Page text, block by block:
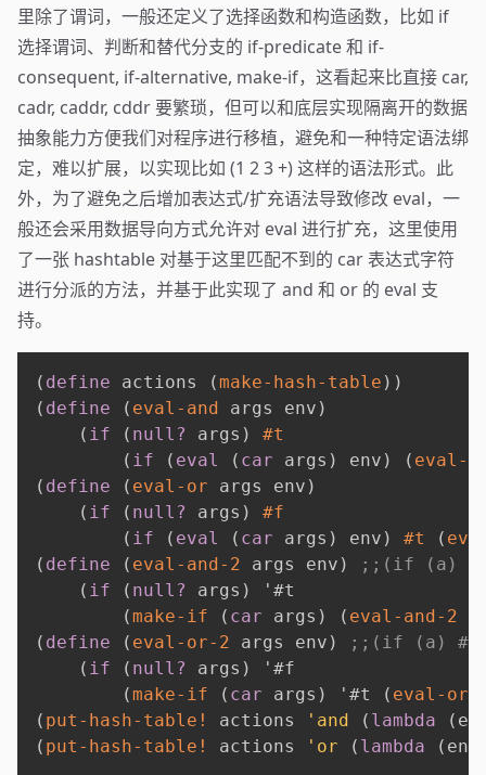
里除了谓词，一般还定义了选择函数和构造函数，比如 if
选择谓词、判断和替代分支的 if-predicate 和 if-
consequent, if-alternative, make-if，这看起来比直接 car,
cadr, caddr, cddr 要繁琐，但可以和底层实现隔离开的数据
抽象能力方便我们对程序进行移植，避免和一种特定语法绑
定，难以扩展，以实现比如 (1 2 3 +) 这样的语法形式。此
外，为了避免之后增加表达式/扩充语法导致修改 eval，一
般还会采用数据导向方式允许对 eval 进行扩充，这里使用
了一张 hashtable 对基于这里匹配不到的 car 表达式字符
进行分派的方法，并基于此实现了 and 和 or 的 eval 支
持。
( define actions (make-hash-table ) )
( define ( eval-and args env )
( if ( null? args )
#t
( if ( eval ( car args ) env ) ( eval-
( define ( eval-or args env )
( if ( null? args )
#f
( if ( eval ( car args ) env ) #t (
( define ( eval-and-2 args env )
;;(if (a)
( if ( null? args ) ' #t
(make-if ( car args ) ( eval-and-2
( define ( eval-or-2 args env )
;;(if (a) #t
( if ( null? args ) ' #f
(make-if ( car args ) ' #t ( eval-or
( put-hash-table! actions 'and ( lambda (
( put-hash-table! actions 'or ( lambda (